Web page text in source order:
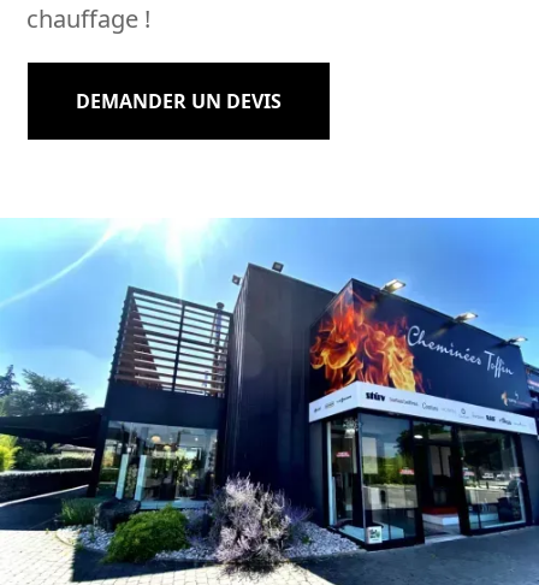
chauffage !
DEMANDER UN DEVIS